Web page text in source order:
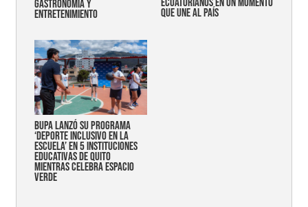
gastronomía y
entretenimiento que une al país
Bupa lanzó su programa
‘Deporte Inclusivo en la
Escuela’ en 5 instituciones
educativas de Quito
mientras celebra espacio
verde